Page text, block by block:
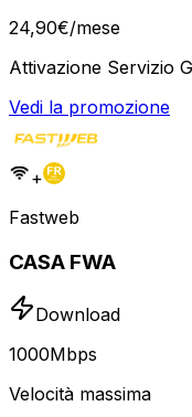
24,90€/mese
Attivazione Servizio
Vedi la promozione
+
Fastweb
CASA FWA
Download
1000Mbps
Velocità massima